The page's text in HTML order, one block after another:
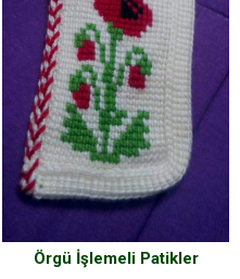
Örgü İşlemeli Patikler